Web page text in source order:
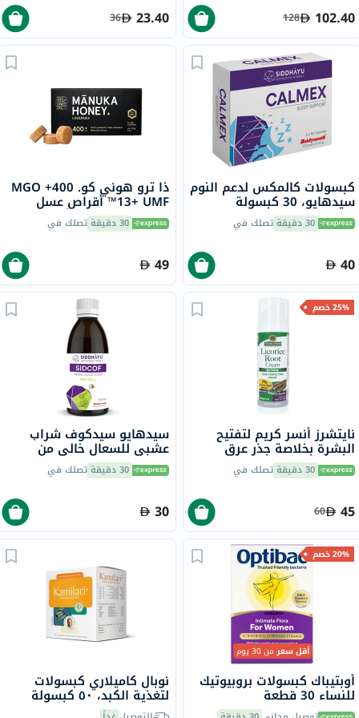
102.40
128
23.40
36
كبسولات كالمكس لدعم النوم
سيدهايو، 30 كبسولة
30 دقيقة تصلك في
40
ذا ترو هوني كو. 400+ MGO
13+ UMF™ أقراص عسل
مانوكا 2.8 جرام 8 أقراص30 دقيقة تصلك في
49
25% خصم
نايتشرز أنسر كريم لتفتيح
البشرة بخلاصة جذر عرق
السوس، مقاوم لعلامات
التقدم في السن، 50 مل
30 دقيقة تصلك في
45
60
سيدهايو سيدكوف شراب
عشبي للسعال خالي من
الكحول مع العسل، 100 مل
30 دقيقة تصلك في
30
20% خصم
أقل سعرمن 30 يوم
أوبتيباك كبسولات بروبيوتيك
للنساء 30 قطعة
نوبال كاميلاري كبسولات
لتغذية الكبد، ٥٠ كبسولة